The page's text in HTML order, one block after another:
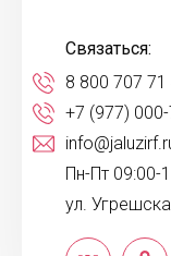
Связаться:
8 800 707 71
+7 (977)
Пн-Пт 09:00-
ул.